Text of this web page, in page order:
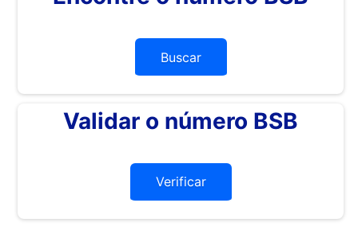
Buscar
Validar o número BSB
Verificar